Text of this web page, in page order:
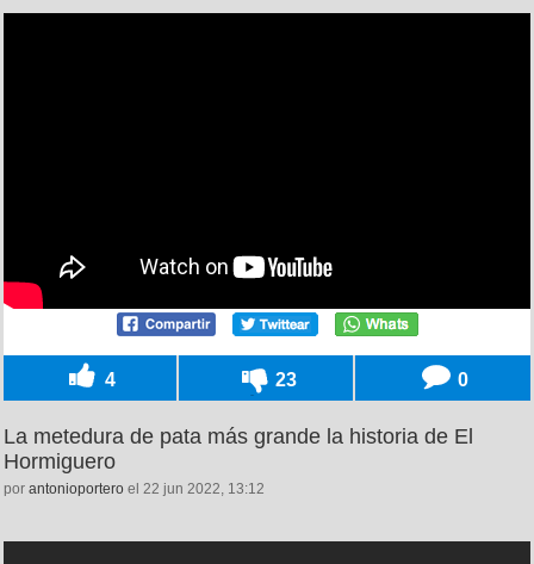
4 23 0
La metedura de pata más grande la historia de El
Hormiguero
por antonioportero el 22 jun 2022, 13:12